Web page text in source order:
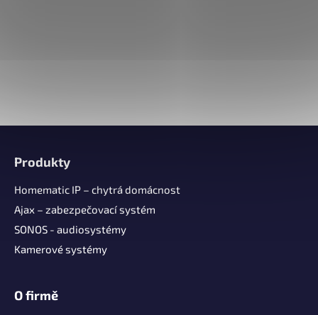
Produkty
Homematic IP – chytrá domácnost
Ajax – zabezpečovací systém
SONOS - audiosystémy
Kamerové systémy
O firmě